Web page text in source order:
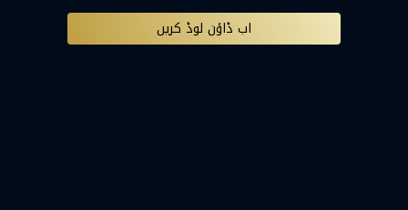
اب ڈاؤن لوڈ کریں